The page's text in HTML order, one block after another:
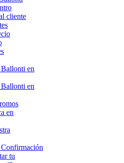
cliente
en
en
en
tu